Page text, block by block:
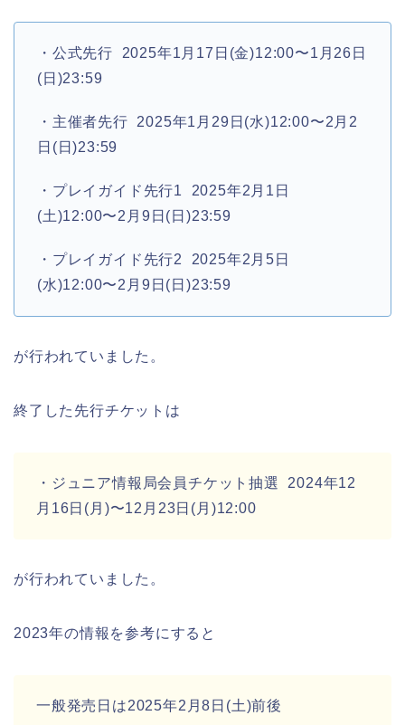
・公式先行 2025年1月17日(金)12:00〜1月26日
(日)23:59
・主催者先行 2025年1月29日(水)12:00〜2月2
日(日)23:59
・プレイガイド先行1 2025年2月1日
(土)12:00〜2月9日(日)23:59
・プレイガイド先行2 2025年2月5日
(水)12:00〜2月9日(日)23:59
が行われていました。
終了した先行チケットは
・ジュニア情報局会員チケット抽選 2024年12
月16日(月)〜12月23日(月)12:00
が行われていました。
2023年の情報を参考にすると
一般発売日は2025年2月8日(土)前後